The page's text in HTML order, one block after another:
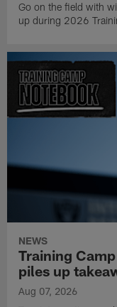
Go on the field with
up during 2026
NEWS
Training
piles up
Aug 07, 2026